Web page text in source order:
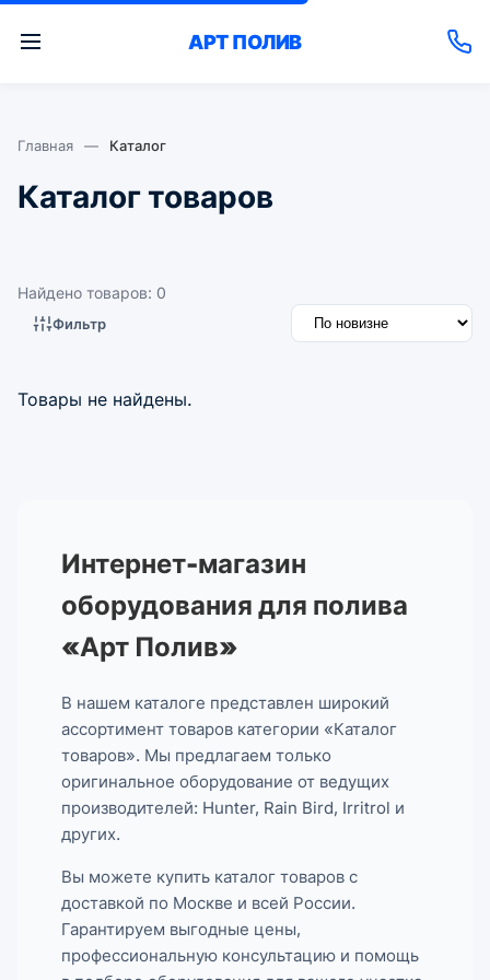
АРТ ПОЛИВ
Главная — Каталог
Каталог товаров
Найдено товаров: 0
Фильтр
Товары не найдены.
Интернет-магазин
оборудования для полива
«Арт Полив»
В нашем каталоге представлен широкий
ассортимент товаров категории «Каталог
товаров». Мы предлагаем только
оригинальное оборудование от ведущих
производителей: Hunter, Rain Bird, Irritrol и
других.
Вы можете купить каталог товаров с
доставкой по Москве и всей России.
Гарантируем выгодные цены,
профессиональную консультацию и помощь